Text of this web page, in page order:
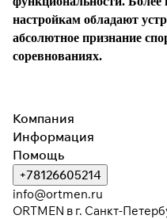
настройкам обладают
абсолютное признание
соревнованиях.
Компания
Информация
Помощь
+78126605214
info@ortmen.ru
ORTMEN в г. Санкт-